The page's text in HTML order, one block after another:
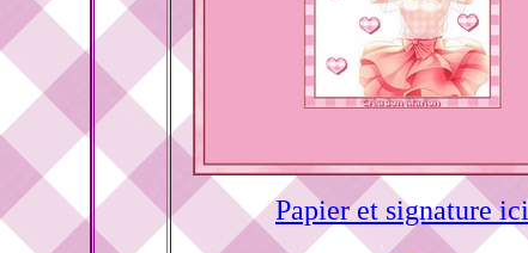
Papier et signature ici